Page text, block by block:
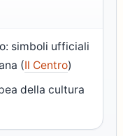
simboli ufficiali
(Il Centro)
della cultura